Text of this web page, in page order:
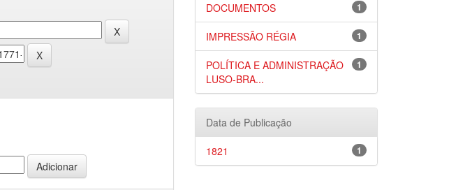
1
DOCUMENTOS
1
IMPRESSÃO RÉGIA
1
POLÍTICA E ADMINISTRAÇÃO
LUSO-BRA...
Data de Publicação
1
1821